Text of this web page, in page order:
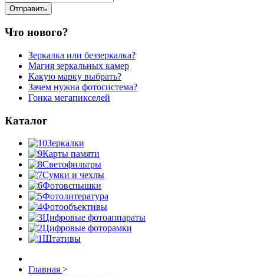
Что нового?
Зеркалка или беззеркалка?
Магия зеркальных камер
Какую марку выбрать?
Зачем нужна фотосистема?
Гонка мегапикселей
Каталог
Зеркалки
Карты памяти
Светофильтры
Сумки и чехлы
Фотовспышки
Фотолитература
Фотообъективы
Цифровые фотоаппараты
Цифровые фоторамки
Штативы
Главная >